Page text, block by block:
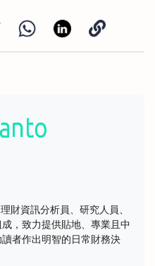
財資訊分析員、研究人員、
，致力提供貼地、專業且中
者作出明智的日常財務決